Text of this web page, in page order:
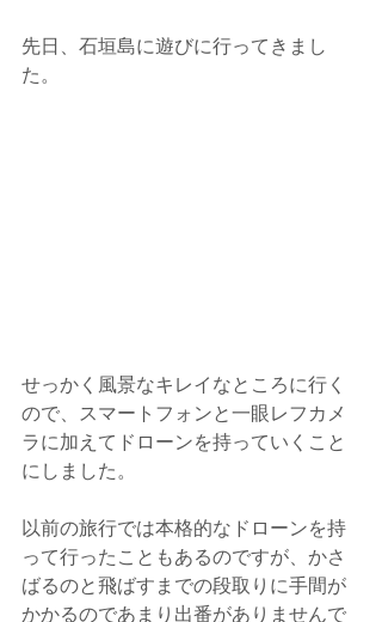
先日、石垣島に遊びに行ってきまし
た。
せっかく風景なキレイなところに行く
ので、スマートフォンと一眼レフカメ
ラに加えてドローンを持っていくこと
にしました。
以前の旅行では本格的なドローンを持
って行ったこともあるのですが、かさ
ばるのと飛ばすまでの段取りに手間が
かかるのであまり出番がありませんで